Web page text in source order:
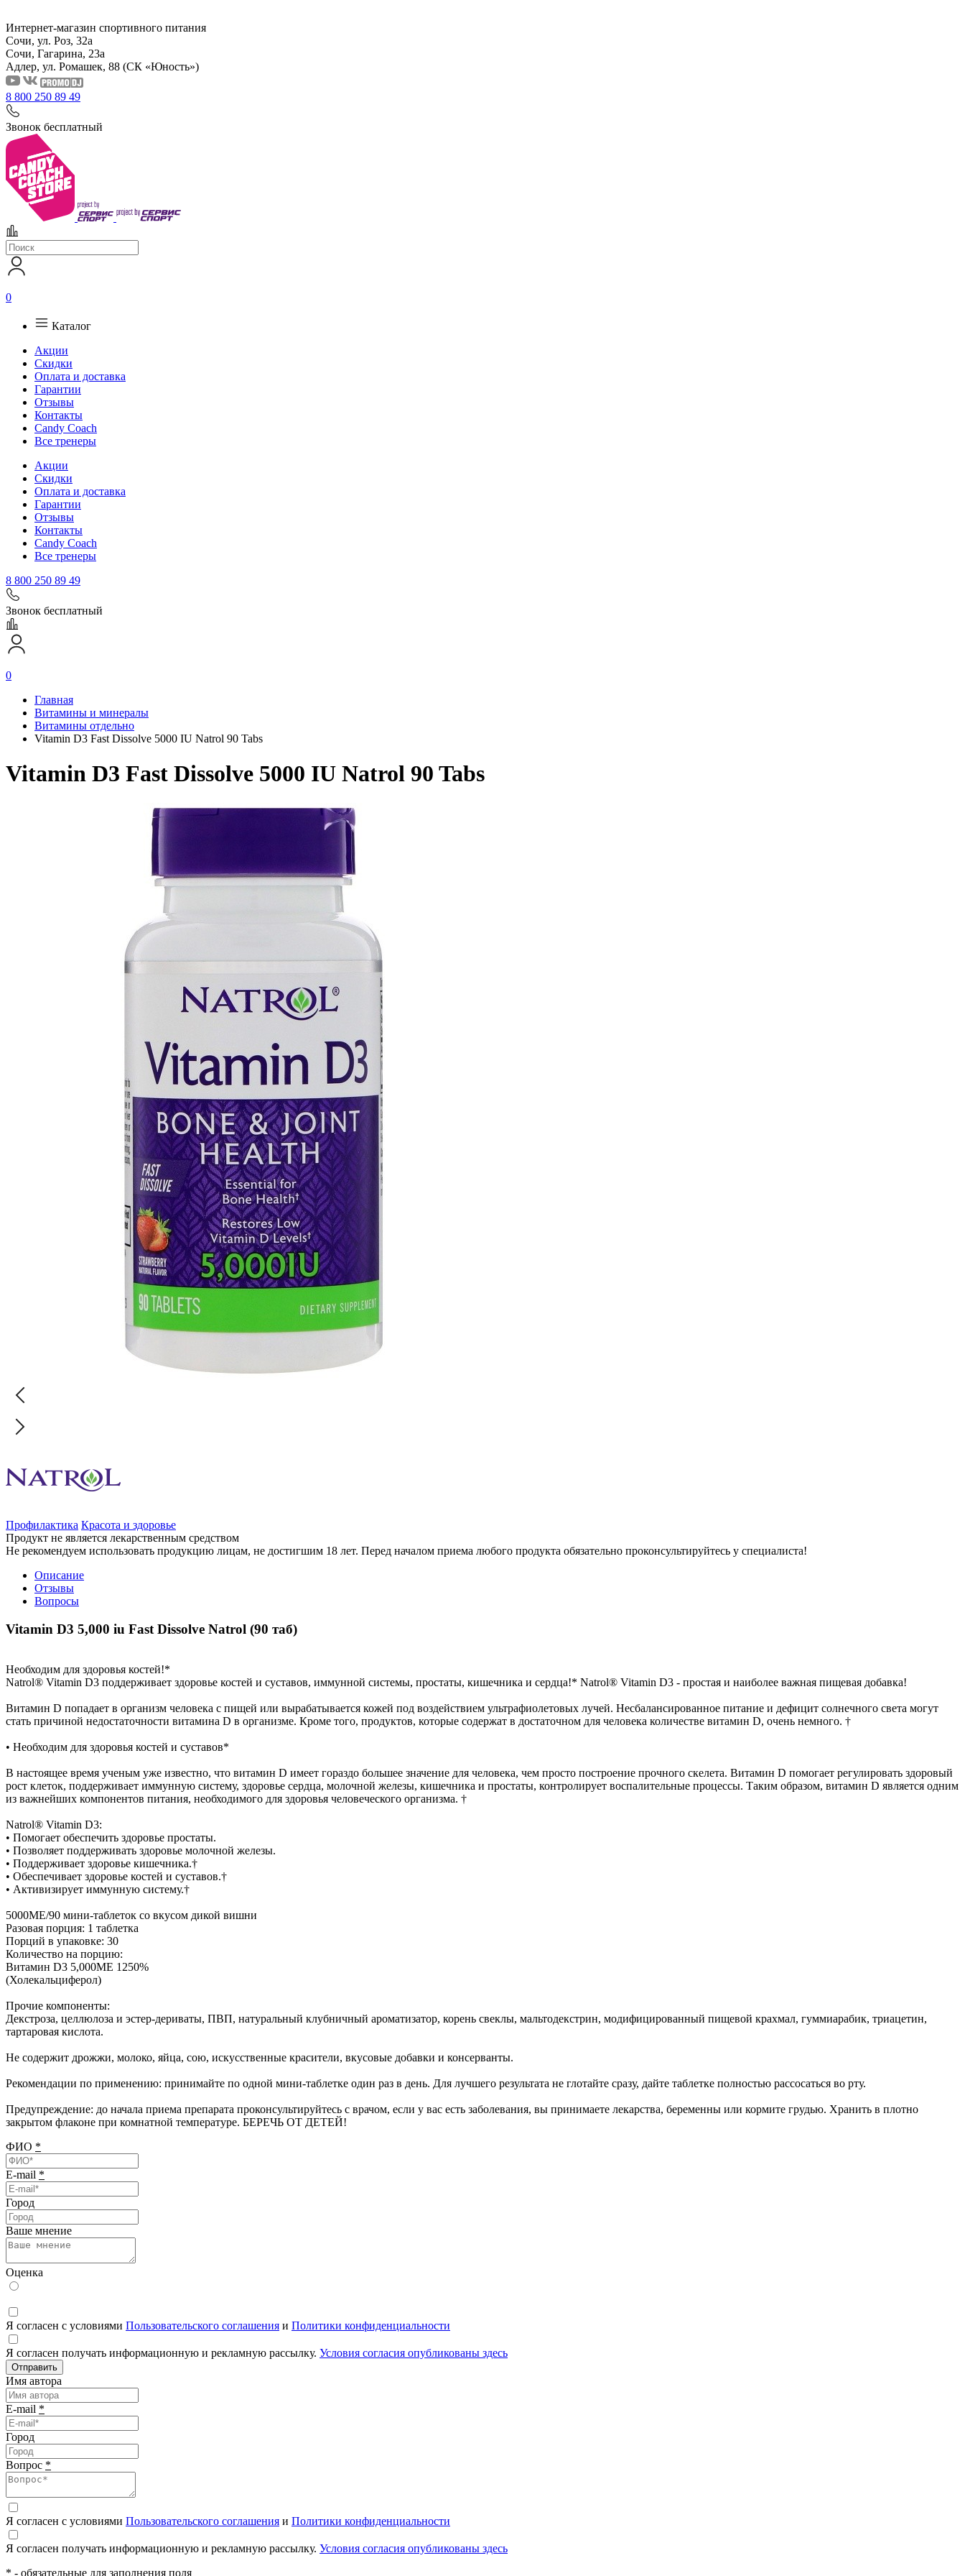
Интернет-магазин спортивного питания
Сочи, ул. Роз, 32а
Сочи, Гагарина, 23а
Адлер, ул. Ромашек, 88 (СК «Юность»)
8 800 250 89 49
Звонок бесплатный
0
Каталог
Акции
Скидки
Оплата и доставка
Гарантии
Отзывы
Контакты
Candy Coach
Все тренеры
Акции
Скидки
Оплата и доставка
Гарантии
Отзывы
Контакты
Candy Coach
Все тренеры
8 800 250 89 49
Звонок бесплатный
0
Главная
Витамины и минералы
Витамины отдельно
Vitamin D3 Fast Dissolve 5000 IU Natrol 90 Tabs
Vitamin D3 Fast Dissolve 5000 IU Natrol 90 Tabs
Профилактика Красота и здоровье
Продукт не является лекарственным средством
Не рекомендуем использовать продукцию лицам, не достигшим 18 лет. Перед началом приема любого продукта обязательно проконсультируйтесь у специалиста!
Описание
Отзывы
Вопросы
Vitamin D3 5,000 iu Fast Dissolve Natrol (90 таб)
Необходим для здоровья костей!*
Natrol® Vitamin D3 поддерживает здоровье костей и суставов, иммунной системы, простаты, кишечника и сердца!* Natrol® Vitamin D3 - простая и наиболее важная пищевая добавка!
Витамин D попадает в организм человека с пищей или вырабатывается кожей под воздействием ультрафиолетовых лучей. Несбалансированное питание и дефицит солнечного света могут
стать причиной недостаточности витамина D в организме. Кроме того, продуктов, которые содержат в достаточном для человека количестве витамин D, очень немного. †
• Необходим для здоровья костей и суставов*
В настоящее время ученым уже известно, что витамин D имеет гораздо большее значение для человека, чем просто построение прочного скелета. Витамин D помогает регулировать здоровый
рост клеток, поддерживает иммунную систему, здоровье сердца, молочной железы, кишечника и простаты, контролирует воспалительные процессы. Таким образом, витамин D является одним
из важнейших компонентов питания, необходимого для здоровья человеческого организма. †
Natrol® Vitamin D3:
• Помогает обеспечить здоровье простаты.
• Позволяет поддерживать здоровье молочной железы.
• Поддерживает здоровье кишечника.†
• Обеспечивает здоровье костей и суставов.†
• Активизирует иммунную систему.†
5000МЕ/90 мини-таблеток со вкусом дикой вишни
Разовая порция: 1 таблетка
Порций в упаковке: 30
Количество на порцию:
Витамин D3 5,000МЕ 1250%
(Холекальциферол)
Прочие компоненты:
Декстроза, целлюлоза и эстер-дериваты, ПВП, натуральный клубничный ароматизатор, корень свеклы, мальтодекстрин, модифицированный пищевой крахмал, гуммиарабик, триацетин,
тартаровая кислота.
Не содержит дрожжи, молоко, яйца, сою, искусственные красители, вкусовые добавки и консерванты.
Рекомендации по применению: принимайте по одной мини-таблетке один раз в день. Для лучшего результата не глотайте сразу, дайте таблетке полностью рассосаться во рту.
Предупреждение: до начала приема препарата проконсультируйтесь с врачом, если у вас есть заболевания, вы принимаете лекарства, беременны или кормите грудью. Хранить в плотно
закрытом флаконе при комнатной температуре. БЕРЕЧЬ ОТ ДЕТЕЙ!
ФИО *
E-mail *
Город
Ваше мнение
Оценка
Я согласен с условиями Пользовательского соглашения и Политики конфиденциальности
Я согласен получать информационную и рекламную рассылку. Условия согласия опубликованы здесь
Отправить
Имя автора
E-mail *
Город
Вопрос *
Я согласен с условиями Пользовательского соглашения и Политики конфиденциальности
Я согласен получать информационную и рекламную рассылку. Условия согласия опубликованы здесь
* - обязательные для заполнения поля